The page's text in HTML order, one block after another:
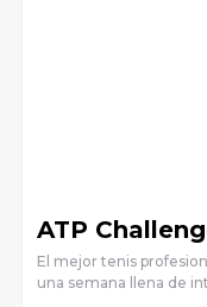
ATP
El mejor tenis
una semana llena de